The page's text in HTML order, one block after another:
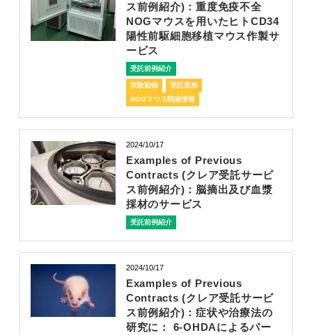
ス前例紹介)：重度免疫不全
NOGマウスを用いたヒトCD34
陽性前駆細胞移植マウス作製サ
ービス
受託前例紹介
実験動物
受託業務
NOGマウス関連情報
2024/10/17
Examples of Previous
Contracts (クレア受託サービ
ス前例紹介)：脳摘出及び血漿
採材のサービス
受託前例紹介
2024/10/17
Examples of Previous
Contracts (クレア受託サービ
ス前例紹介)：症状や治療法の
研究に： 6-OHDAによるパー